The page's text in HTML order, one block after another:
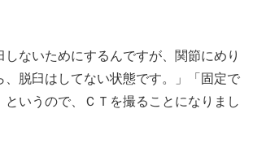
しないためにするんですが、関節にめり
、脱臼はしてない状態です。」「固定で
というので、ＣＴを撮ることになりまし